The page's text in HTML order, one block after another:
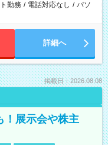
勤務 / 電話対応なし / パソ
詳細へ
掲載日：2026.08.08
！展示会や株主